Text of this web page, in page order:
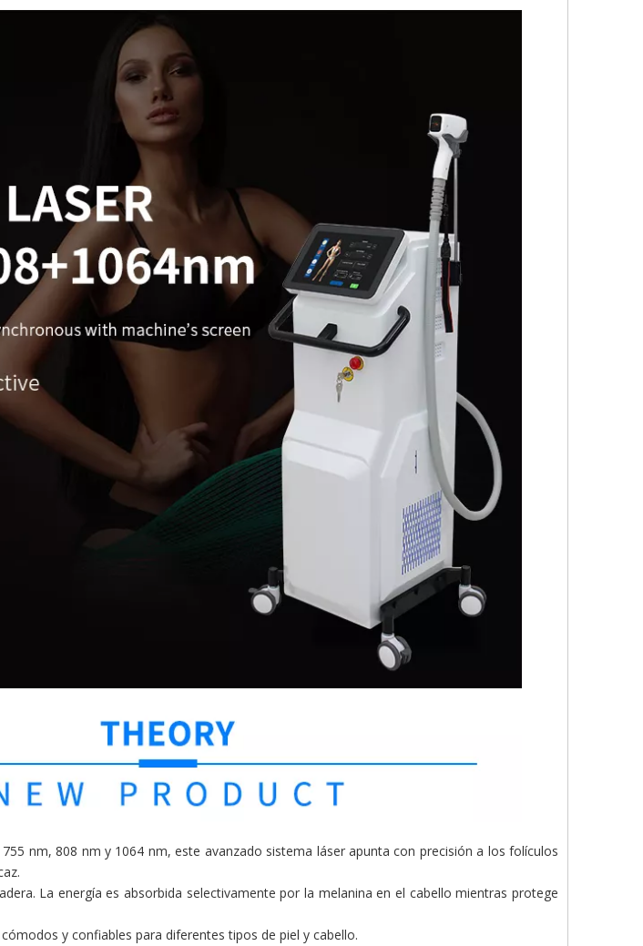
nm, 808 nm y 1064 nm, este avanzado sistema láser apunta con precisión a los folículos
La energía es absorbida selectivamente por la melanina en el cabello mientras protege
y confiables para diferentes tipos de piel y cabello.